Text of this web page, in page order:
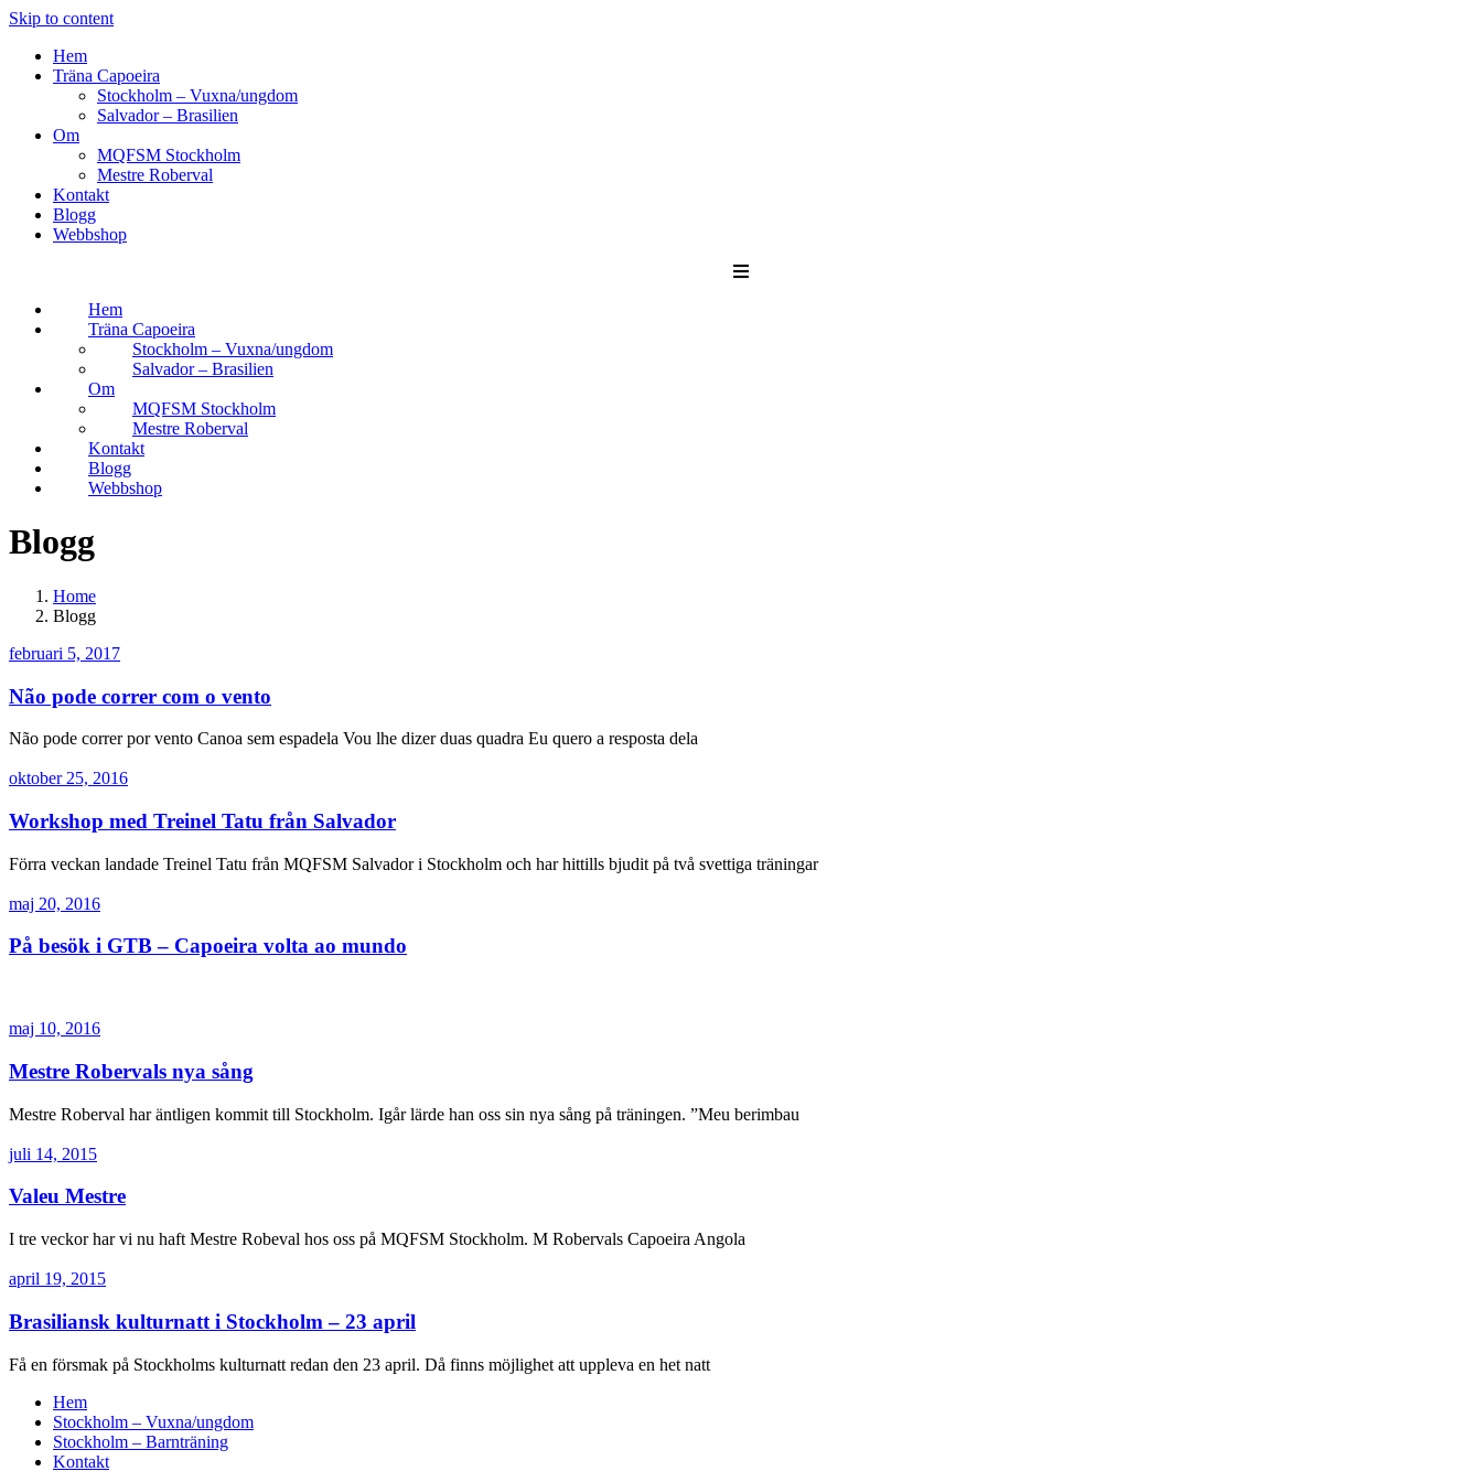
Skip to content
Hem
Träna Capoeira
Stockholm – Vuxna/ungdom
Salvador – Brasilien
Om
MQFSM Stockholm
Mestre Roberval
Kontakt
Blogg
Webbshop
Hem
Träna Capoeira
Stockholm – Vuxna/ungdom
Salvador – Brasilien
Om
MQFSM Stockholm
Mestre Roberval
Kontakt
Blogg
Webbshop
Blogg
Home
Blogg
februari 5, 2017
Não pode correr com o vento
Não pode correr por vento Canoa sem espadela Vou lhe dizer duas quadra Eu quero a resposta dela
oktober 25, 2016
Workshop med Treinel Tatu från Salvador
Förra veckan landade Treinel Tatu från MQFSM Salvador i Stockholm och har hittills bjudit på två svettiga träningar
maj 20, 2016
På besök i GTB – Capoeira volta ao mundo
maj 10, 2016
Mestre Robervals nya sång
Mestre Roberval har äntligen kommit till Stockholm. Igår lärde han oss sin nya sång på träningen. ”Meu berimbau
juli 14, 2015
Valeu Mestre
I tre veckor har vi nu haft Mestre Robeval hos oss på MQFSM Stockholm. M Robervals Capoeira Angola
april 19, 2015
Brasiliansk kulturnatt i Stockholm – 23 april
Få en försmak på Stockholms kulturnatt redan den 23 april. Då finns möjlighet att uppleva en het natt
Hem
Stockholm – Vuxna/ungdom
Stockholm – Barnträning
Kontakt